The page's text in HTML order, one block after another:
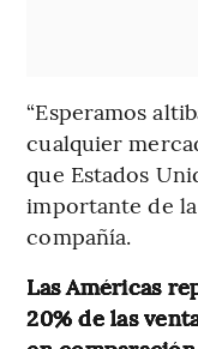
“Esperamos
cualquier
que Estados
importante de
compañía.
Las Américas
20% de las